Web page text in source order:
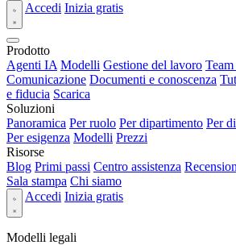
Accedi Inizia gratis
Prodotto
Agenti IA Modelli Gestione del lavoro
Comunicazione Documenti e conoscenza
e fiducia Scarica
Soluzioni
Panoramica Per ruolo Per dipartimento Per
Per esigenza Modelli Prezzi
Risorse
Blog Primi passi Centro assistenza
Sala stampa Chi siamo
Accedi Inizia gratis
Modelli legali